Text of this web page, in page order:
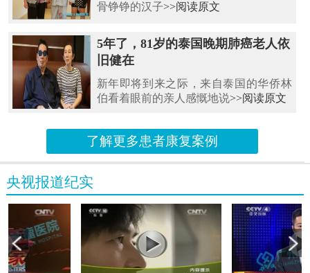
骨铮铮的汉子>>阅读原文
5年了，81岁的泰国晚期肺癌老人依
旧健在
新年即将到来之际，来自泰国的华侨林
伯看着眼前的亲人感慨地说>>阅读原文
了解更多患者康复案例
央视报道纪实